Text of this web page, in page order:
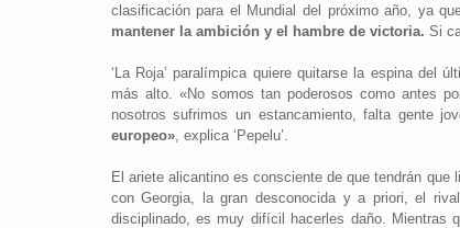
clasificación para el Mundial del próximo año, ya
mantener la ambición y el hambre de victoria. Si
‘La Roja’ paralímpica quiere quitarse la espina del
más alto. «No somos tan poderosos como antes
nosotros sufrimos un estancamiento, falta gente
europeo», explica ‘Pepelu’.
El ariete alicantino es consciente de que tendrán
con Georgia, la gran desconocida y a priori, el
disciplinado, es muy difícil hacerles daño. Mientras